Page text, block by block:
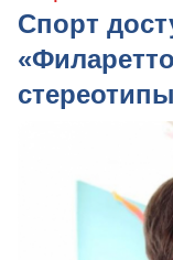
Спорт